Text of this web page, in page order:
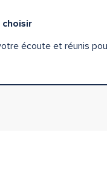
choisir
écoute et réunis